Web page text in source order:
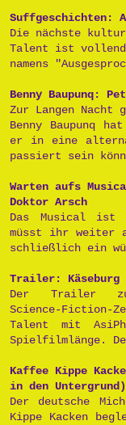
Suffgeschichten:
Die nächste
Talent ist
namens
Benny Baupunq:
Zur Langen
Benny Baupunq
er in eine
passiert sein
Warten aufs
Doktor Arsch
Das Musical ist
müsst ihr weiter
schließlich ein
Trailer: Käseburg
Der Trailer
Science-Fiction-
Talent mit
Spielfilmlänge.
Kaffee Kippe
in den Untergrund)
Der deutsche
Kippe Kacken